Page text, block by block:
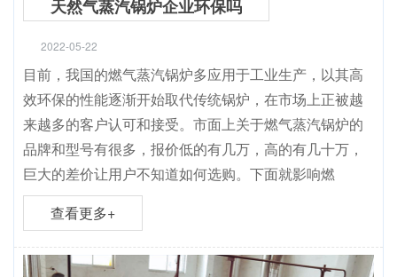
天然气蒸汽锅炉企业环保吗
2022-05-22
目前，我国的燃气蒸汽锅炉多应用于工业生产，以其高
效环保的性能逐渐开始取代传统锅炉，在市场上正被越
来越多的客户认可和接受。市面上关于燃气蒸汽锅炉的
品牌和型号有很多，报价低的有几万，高的有几十万，
巨大的差价让用户不知道如何选购。下面就影响燃
查看更多+